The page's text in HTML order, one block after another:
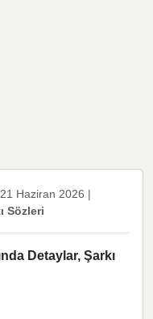
21 Haziran 2026 |
Sözleri
Detaylar, Şarkı